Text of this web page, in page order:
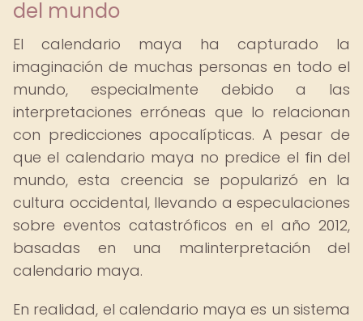
del mundo
El calendario maya ha capturado la
imaginación de muchas personas en todo el
mundo, especialmente debido a las
interpretaciones erróneas que lo relacionan
con predicciones apocalípticas. A pesar de
que el calendario maya no predice el fin del
mundo, esta creencia se popularizó en la
cultura occidental, llevando a especulaciones
sobre eventos catastróficos en el año 2012,
basadas en una malinterpretación del
calendario maya.
En realidad, el calendario maya es un sistema